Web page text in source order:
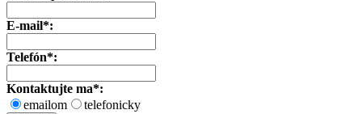
E-mail*:
Telefón*:
Kontaktujte ma*:
emailom
telefonicky